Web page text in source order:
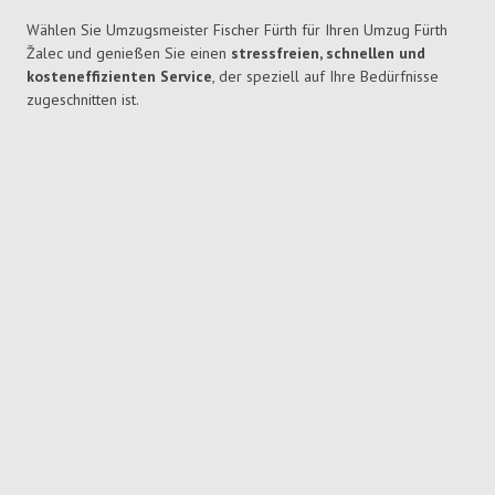
Wählen Sie Umzugsmeister Fischer Fürth für Ihren Umzug Fürth
Žalec und genießen Sie einen stressfreien, schnellen und
kosteneffizienten Service, der speziell auf Ihre Bedürfnisse
zugeschnitten ist.